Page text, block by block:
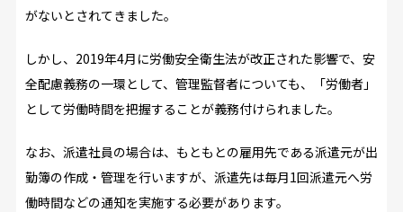
がないとされてきました。
しかし、2019年4月に労働安全衛生法が改正された影響で、安
全配慮義務の一環として、管理監督者についても、「労働者」
として労働時間を把握することが義務付けられました。
なお、派遣社員の場合は、もともとの雇用先である派遣元が出
勤簿の作成・管理を行いますが、派遣先は毎月1回派遣元へ労
働時間などの通知を実施する必要があります。